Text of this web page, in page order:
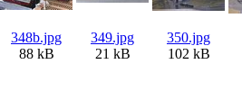
348b.jpg
88 kB
349.jpg
21 kB
350.jpg
102 kB